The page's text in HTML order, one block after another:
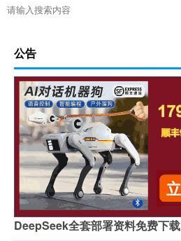
公告
DeepSeek全套部署资料免费下载